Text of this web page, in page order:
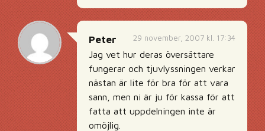
29 november, 2007 kl. 17:34
Peter
Jag vet hur deras översättare
fungerar och tjuvlyssningen verkar
nästan är lite för bra för att vara
sann, men ni är ju för kassa för att
fatta att uppdelningen inte är
omöjlig.